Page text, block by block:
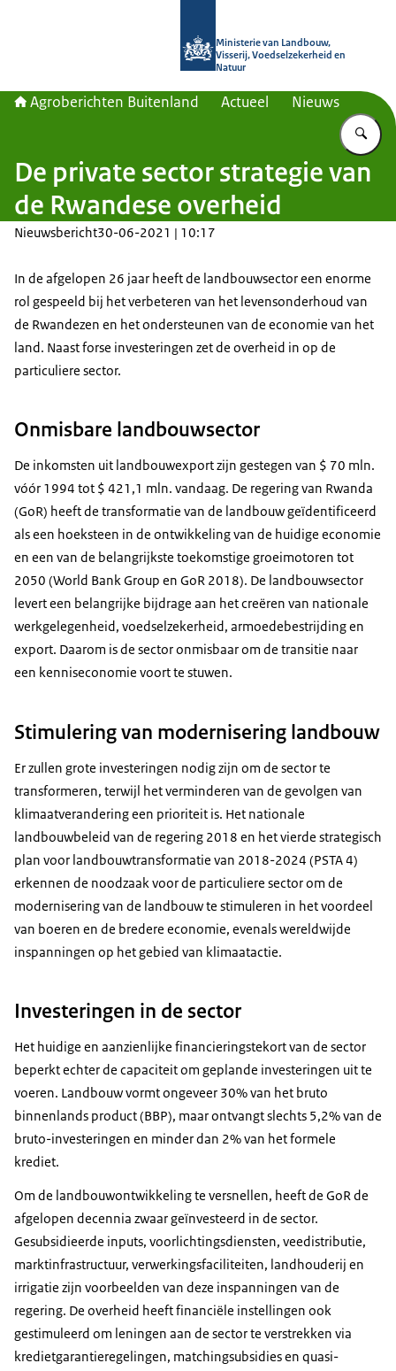
Ministerie van Landbouw,
Visserij, Voedselzekerheid en
Natuur
Agroberichten Buitenland Actueel Nieuws
De private sector strategie van
de Rwandese overheid
Nieuwsbericht30-06-2021 | 10:17
In de afgelopen 26 jaar heeft de landbouwsector een enorme
rol gespeeld bij het verbeteren van het levensonderhoud van
de Rwandezen en het ondersteunen van de economie van het
land. Naast forse investeringen zet de overheid in op de
particuliere sector.
Onmisbare landbouwsector
De inkomsten uit landbouwexport zijn gestegen van $ 70 mln.
vóór 1994 tot $ 421,1 mln. vandaag. De regering van Rwanda
(GoR) heeft de transformatie van de landbouw geïdentificeerd
als een hoeksteen in de ontwikkeling van de huidige economie
en een van de belangrijkste toekomstige groeimotoren tot
2050 (World Bank Group en GoR 2018). De landbouwsector
levert een belangrijke bijdrage aan het creëren van nationale
werkgelegenheid, voedselzekerheid, armoedebestrijding en
export. Daarom is de sector onmisbaar om de transitie naar
een kenniseconomie voort te stuwen.
Stimulering van modernisering landbouw
Er zullen grote investeringen nodig zijn om de sector te
transformeren, terwijl het verminderen van de gevolgen van
klimaatverandering een prioriteit is. Het nationale
landbouwbeleid van de regering 2018 en het vierde strategisch
plan voor landbouwtransformatie van 2018-2024 (PSTA 4)
erkennen de noodzaak voor de particuliere sector om de
modernisering van de landbouw te stimuleren in het voordeel
van boeren en de bredere economie, evenals wereldwijde
inspanningen op het gebied van klimaatactie.
Investeringen in de sector
Het huidige en aanzienlijke financieringstekort van de sector
beperkt echter de capaciteit om geplande investeringen uit te
voeren. Landbouw vormt ongeveer 30% van het bruto
binnenlands product (BBP), maar ontvangt slechts 5,2% van de
bruto-investeringen en minder dan 2% van het formele
krediet.
Om de landbouwontwikkeling te versnellen, heeft de GoR de
afgelopen decennia zwaar geïnvesteerd in de sector.
Gesubsidieerde inputs, voorlichtingsdiensten, veedistributie,
marktinfrastructuur, verwerkingsfaciliteiten, landhouderij en
irrigatie zijn voorbeelden van deze inspanningen van de
regering. De overheid heeft financiële instellingen ook
gestimuleerd om leningen aan de sector te verstrekken via
kredietgarantieregelingen, matchingsubsidies en quasi-